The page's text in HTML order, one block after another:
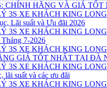
HÃNG VÀ GIÁ TỐT
Lãi suất và Ưu đãi 2026
7-2026
GIÁ TỐT NHẤT TẠI ĐÀ
lãi suất và các ưu đãi